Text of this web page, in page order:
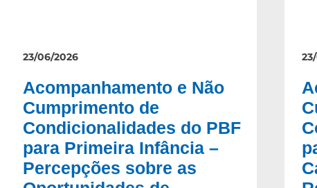
23/06/2026
Acompanhamento e Não
Cumprimento de
Condicionalidades do PBF
para Primeira Infância –
Percepções sobre as